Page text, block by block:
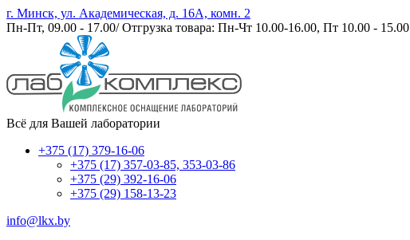
г. Минск, ул. Академическая, д. 16А, комн. 2
Пн-Пт, 09.00 - 17.00/ Отгрузка товара: Пн-Чт 10.00-16.00, Пт 10.00 - 15.00
Всё для Вашей лаборатории
+375 (17) 379-16-06
+375 (17) 357-03-85, 353-03-86
+375 (29) 392-16-06
+375 (29) 158-13-23
info@lkx.by